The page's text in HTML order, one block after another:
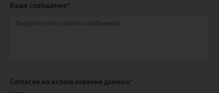
Ваше сообщение*
Согласие на использование данных*